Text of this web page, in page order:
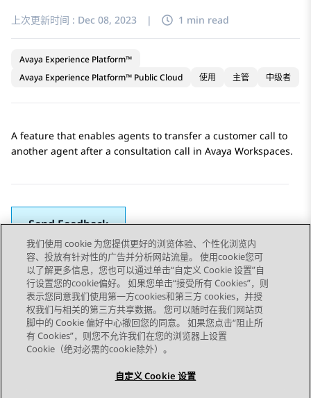
上次更新时间 : Dec 08, 2023 | 1 min read
Avaya Experience Platform™
Avaya Experience Platform™ Public Cloud
使用 主管 中级者
A feature that enables agents to transfer a customer call to
another agent after a consultation call in Avaya Workspaces.
Send Feedback
Topic navigation
上一主题 下一主题
STAY CONNECTED
我们使用 cookie 为您提供更好的浏览体验、个性化浏览内
容、投放有针对性的广告并分析网站流量。 使用cookie您可
以了解更多信息，您也可以通过单击“自定义 Cookie 设置”自
行设置您的cookie偏好。 如果您单击“接受所有 Cookies”，则
表示您同意我们使用第一方cookies和第三方 cookies，并授
权我们与相关的第三方共享数据。 您可以随时在我们网站页
脚中的 Cookie 偏好中心撤回您的同意。 如果您点击“阻止所
有 Cookies”，则您不允许我们在您的浏览器上设置
Cookie（绝对必需的cookie除外）。
自定义 Cookie 设置